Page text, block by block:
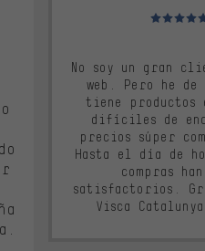
Valoración
No soy un gran
web. Pero he
tiene productos
difíciles de
precios súper
Hasta el día de
compras
satisfactorios.
Visca